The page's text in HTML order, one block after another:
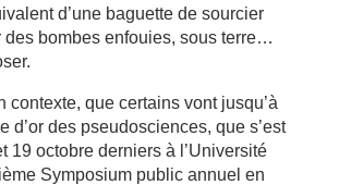
d’une baguette de sourcier
des bombes enfouies, sous terre…
contexte, que certains vont jusqu’à
d’or des pseudosciences, que s’est
19 octobre derniers à l’Université
Symposium public annuel en